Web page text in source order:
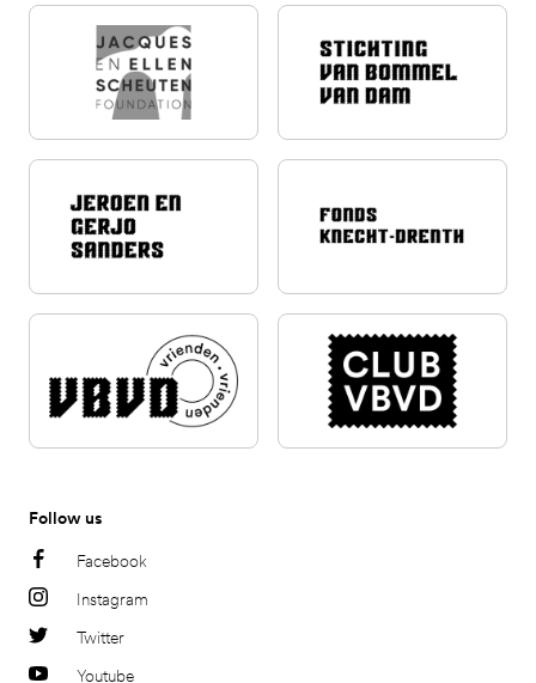
Follow us
Facebook
Instagram
Twitter
Youtube